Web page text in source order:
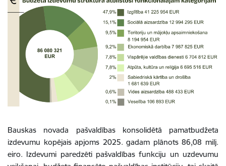
Bauskas novada pašvaldības konsolidētā pamatbudžeta
izdevumu kopējais apjoms 2025. gadam plānots 86,08 milj.
eiro. Izdevumi paredzēti pašvaldības funkciju un uzdevumu